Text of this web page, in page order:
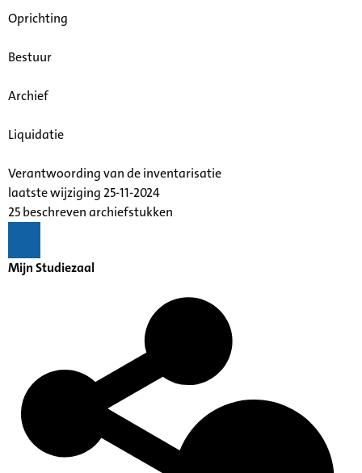
Oprichting
Bestuur
Archief
Liquidatie
Verantwoording van de inventarisatie
laatste wijziging 25-11-2024
25 beschreven archiefstukken
Mijn Studiezaal